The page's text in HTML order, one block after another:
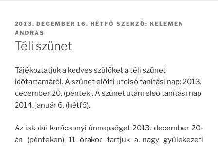
BEKÜLDVE:
2013. DECEMBER 16. HÉTFŐ SZERZŐ: KELEMEN
ANDRÁS
Téli szünet
Tájékoztatjuk a kedves szülőket a téli szünet
időtartamáról. A szünet előtti utolsó tanítási nap: 2013.
december 20. (péntek). A szünet utáni első tanítási nap
2014. január 6. (hétfő).
Az iskolai karácsonyi ünnepséget 2013. december 20-
án (pénteken) 11 órakor tartjuk a nagy gyülekezeti